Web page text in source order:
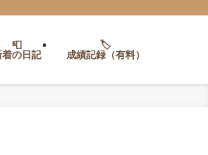
着の日記 成績記録（有料）